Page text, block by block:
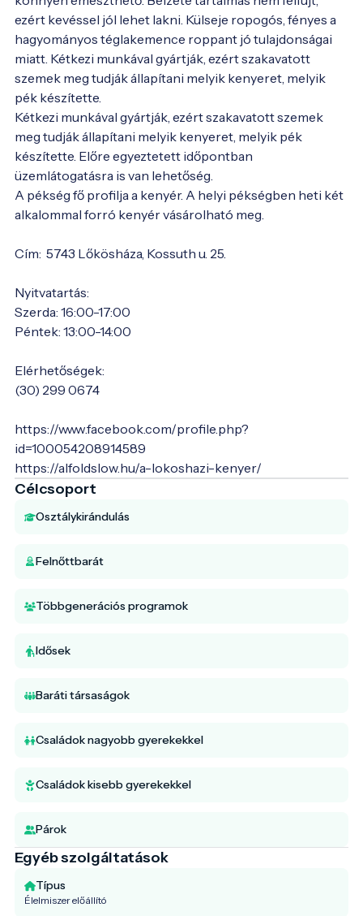
ezért kevéssel jól lehet lakni. Külseje ropogós, fényes a
hagyományos téglakemence roppant jó tulajdonságai
miatt. Kétkezi munkával gyártják, ezért szakavatott
szemek meg tudják állapítani melyik kenyeret, melyik
pék készítette.
Kétkezi munkával gyártják, ezért szakavatott szemek
meg tudják állapítani melyik kenyeret, melyik pék
készítette. Előre egyeztetett időpontban
üzemlátogatásra is van lehetőség.
A pékség fő profilja a kenyér. A helyi pékségben heti két
alkalommal forró kenyér vásárolható meg.
Cím:  5743 Lőkösháza, Kossuth u. 25.
Nyitvatartás:
Szerda: 16:00-17:00
Péntek: 13:00-14:00
Elérhetőségek:
(30) 299 0674
https://www.facebook.com/profile.php?
id=100054208914589
Célcsoport
Osztálykirándulás
Felnőttbarát
Többgenerációs programok
Idősek
Baráti társaságok
Családok nagyobb gyerekekkel
Családok kisebb gyerekekkel
Párok
Egyéb szolgáltatások
Típus
Élelmiszer előállító